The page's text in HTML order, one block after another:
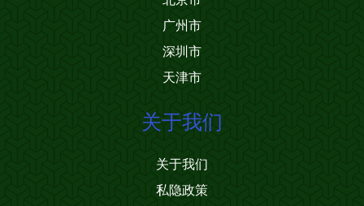
广州市
深圳市
天津市
关于我们
关于我们
私隐政策